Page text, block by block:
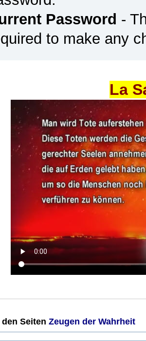
Password -
to make any
La
den Seiten Zeugen der Wahrheit